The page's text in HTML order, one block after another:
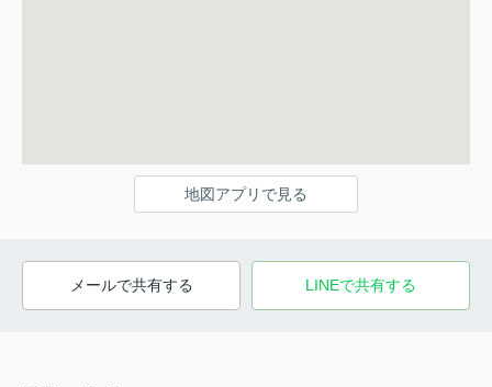
地図アプリで見る
メールで共有する LINEで共有する